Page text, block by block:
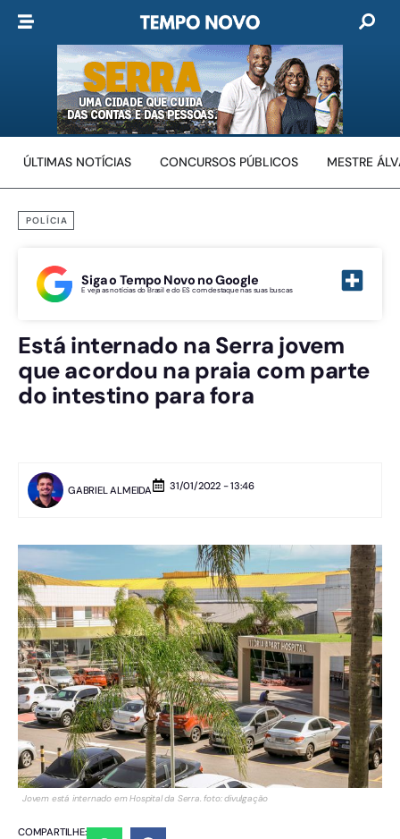
ÚLTIMAS NOTÍCIAS CONCURSOS PÚBLICOS MESTRE
POLÍCIA
Siga o Tempo Novo no Google
E veja as notícias do Brasil e do ES com destaque nas suas buscas
Está internado na Serra jovem
que acordou na praia com parte
do intestino para fora
GABRIEL ALMEIDA 31/01/2022 - 13:46
Jovem está internado em Hospital da Serra. foto: divulgação
COMPARTILHE: